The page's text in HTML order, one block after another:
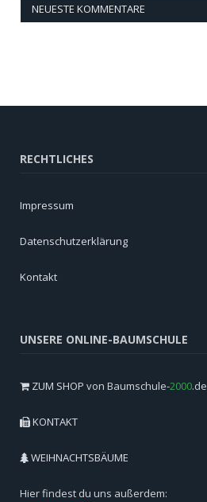
NEUESTE KOMMENTARE
RECHTLICHES
Impressum
Datenschutzerklärung
Kontakt
UNSERE ONLINE-BAUMSCHULE
ZUM SHOP von Baumschule-2000.de
KONTAKT
WEIHNACHTSBÄUME
Hier findest du uns außerdem: